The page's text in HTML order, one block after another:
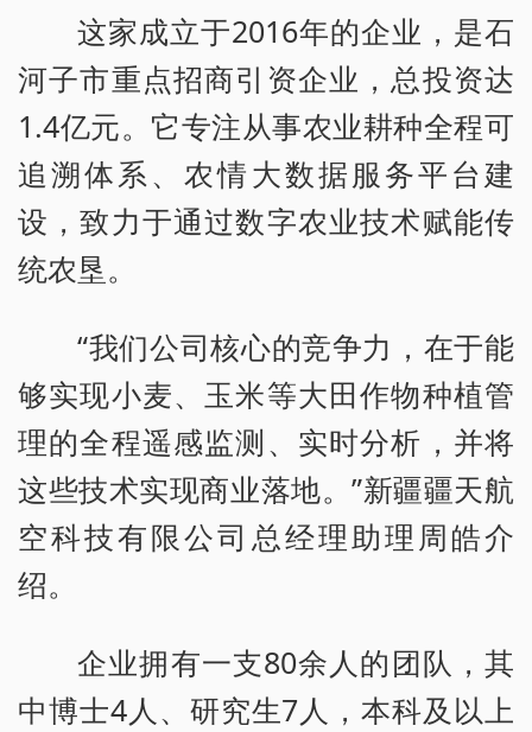
这家成立于2016年的企业，是石
河子市重点招商引资企业，总投资达
1.4亿元。它专注从事农业耕种全程可
追溯体系、农情大数据服务平台建
设，致力于通过数字农业技术赋能传
统农垦。
“我们公司核心的竞争力，在于能
够实现小麦、玉米等大田作物种植管
理的全程遥感监测、实时分析，并将
这些技术实现商业落地。”新疆疆天航
空科技有限公司总经理助理周皓介
绍。
企业拥有一支80余人的团队，其
中博士4人、研究生7人，本科及以上